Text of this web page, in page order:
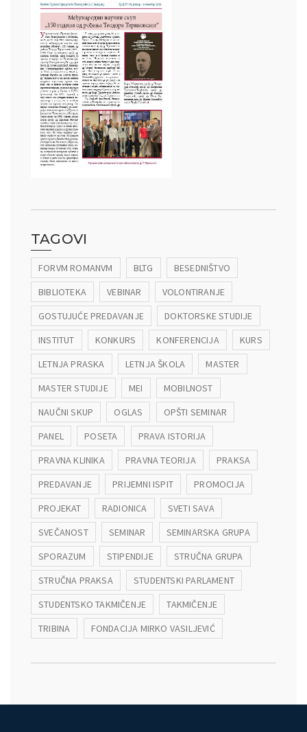
TAGOVI
FORVM ROMANVM BLTG
BESEDNIŠTVO
BIBLIOTEKA
VEBINAR
VOLONTIRANJE
GOSTUJUĆE PREDAVANJE
DOKTORSKE STUDIJE
INSTITUT
KONKURS KONFERENCIJA
KURS
LETNJA PRASKA
LETNJA ŠKOLA
MASTER
MASTER STUDIJE
MEI
MOBILNOST
NAUČNI SKUP
OGLAS
OPŠTI SEMINAR
PANEL
POSETA
PRAVA ISTORIJA
PRAVNA KLINIKA
PRAVNA TEORIJA
PRAKSA
PREDAVANJE
PRIJEMNI ISPIT
PROMOCIJA
PROJEKAT
RADIONICA
SVETI SAVA
SVEČANOST
SEMINAR
SEMINARSKA GRUPA
SPORAZUM
STIPENDIJE
STRUČNA GRUPA
STRUČNA PRAKSA
STUDENTSKI PARLAMENT
STUDENTSKO TAKMIČENJE
TAKMIČENJE
TRIBINA
FONDACIJA MIRKO VASILJEVIĆ